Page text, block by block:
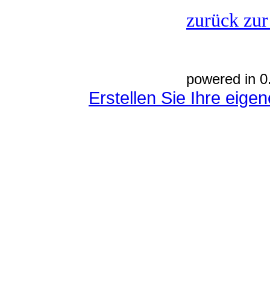
zurück
powered in
Erstellen Sie Ihre